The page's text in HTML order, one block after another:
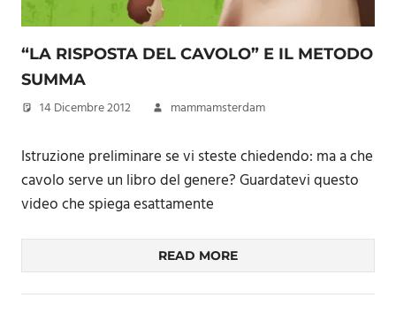
“LA RISPOSTA DEL CAVOLO” E IL METODO
SUMMA
14 Dicembre 2012 mammamsterdam
Istruzione preliminare se vi steste chiedendo: ma a che
cavolo serve un libro del genere? Guardatevi questo
video che spiega esattamente
READ MORE